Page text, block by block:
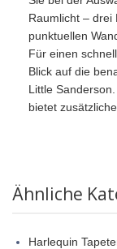
Raumlicht – drei
punktuellen
Für einen
Blick auf die
Little
bietet
Ähnliche
Harlequin